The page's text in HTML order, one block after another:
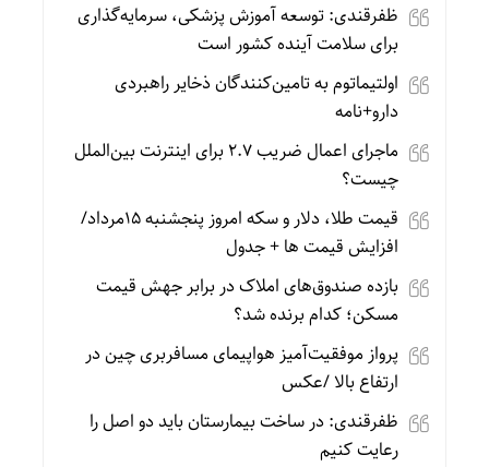
ظفرقندی: توسعه آموزش پزشکی، سرمایه‌گذاری
برای سلامت آینده کشور است
اولتیماتوم به تامین‌کنندگان ذخایر راهبردی
دارو+نامه
ماجرای اعمال ضریب ۲.۷ برای اینترنت بین‌الملل
چیست؟
قیمت طلا، دلار و سکه امروز پنجشنبه 15مرداد/
افزایش قیمت ها + جدول
بازده صندوق‌های املاک در برابر جهش قیمت
مسکن؛ کدام برنده شد؟
پرواز موفقیت‌آمیز هواپیمای مسافربری چین در
ارتفاع بالا /عکس
ظفرقندی: در ساخت بیمارستان باید دو اصل را
رعایت کنیم